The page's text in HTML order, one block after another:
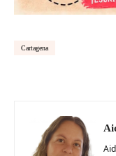
Cartagena